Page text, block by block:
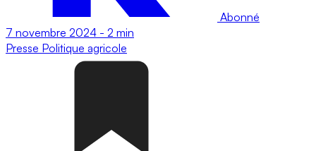
Abonné
7 novembre 2024 - 2 min
Presse Politique agricole